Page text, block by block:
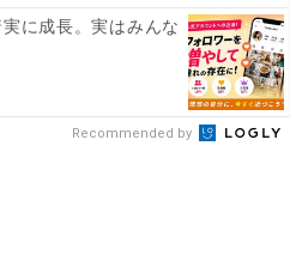
に成長。実はみんな
Recommended by